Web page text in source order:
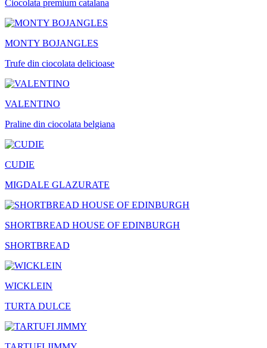
Ciocolata premium catalana
MONTY BOJANGLES
Trufe din ciocolata delicioase
VALENTINO
Praline din ciocolata belgiana
CUDIE
MIGDALE GLAZURATE
SHORTBREAD HOUSE OF EDINBURGH
SHORTBREAD
WICKLEIN
TURTA DULCE